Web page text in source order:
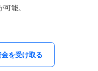
能。
金を受け取る